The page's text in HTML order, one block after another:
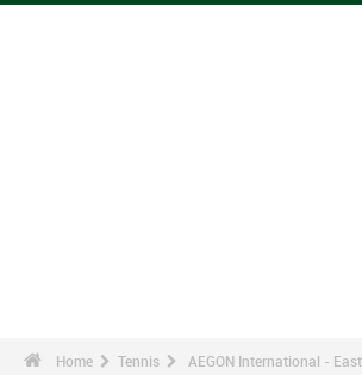
Home Tennis
AEGON International -